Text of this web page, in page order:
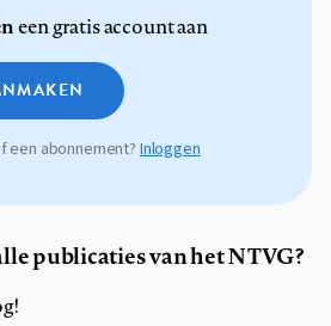
een gratis account aan
een abonnement? Inloggen
publicaties van het NTVG?